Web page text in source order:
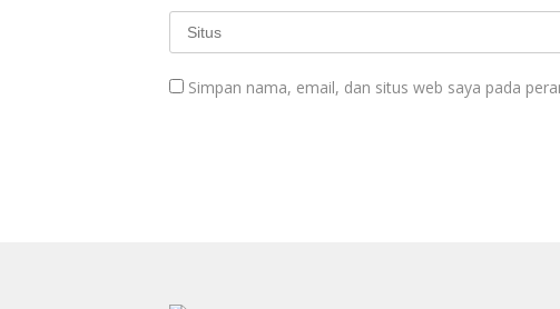
Simpan nama, email, dan situs web saya pada